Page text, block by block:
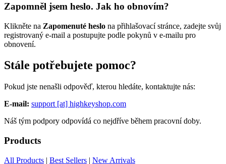
Zapomněl jsem heslo. Jak ho obnovím?
Klikněte na Zapomenuté heslo na přihlašovací stránce, zadejte svůj
registrovaný e-mail a postupujte podle pokynů v e-mailu pro
obnovení.
Stále potřebujete pomoc?
Pokud jste nenašli odpověď, kterou hledáte, kontaktujte nás:
E-mail: support [at] highkeyshop.com
Náš tým podpory odpovídá co nejdříve během pracovní doby.
Products
All Products | Best Sellers | New Arrivals